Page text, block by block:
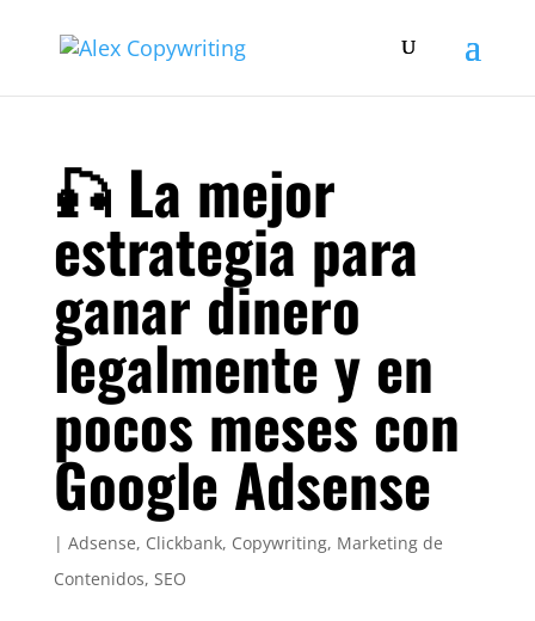
🎣 La mejor
estrategia para
ganar dinero
legalmente y en
pocos meses con
Google Adsense
| Adsense, Clickbank, Copywriting, Marketing de
Contenidos, SEO